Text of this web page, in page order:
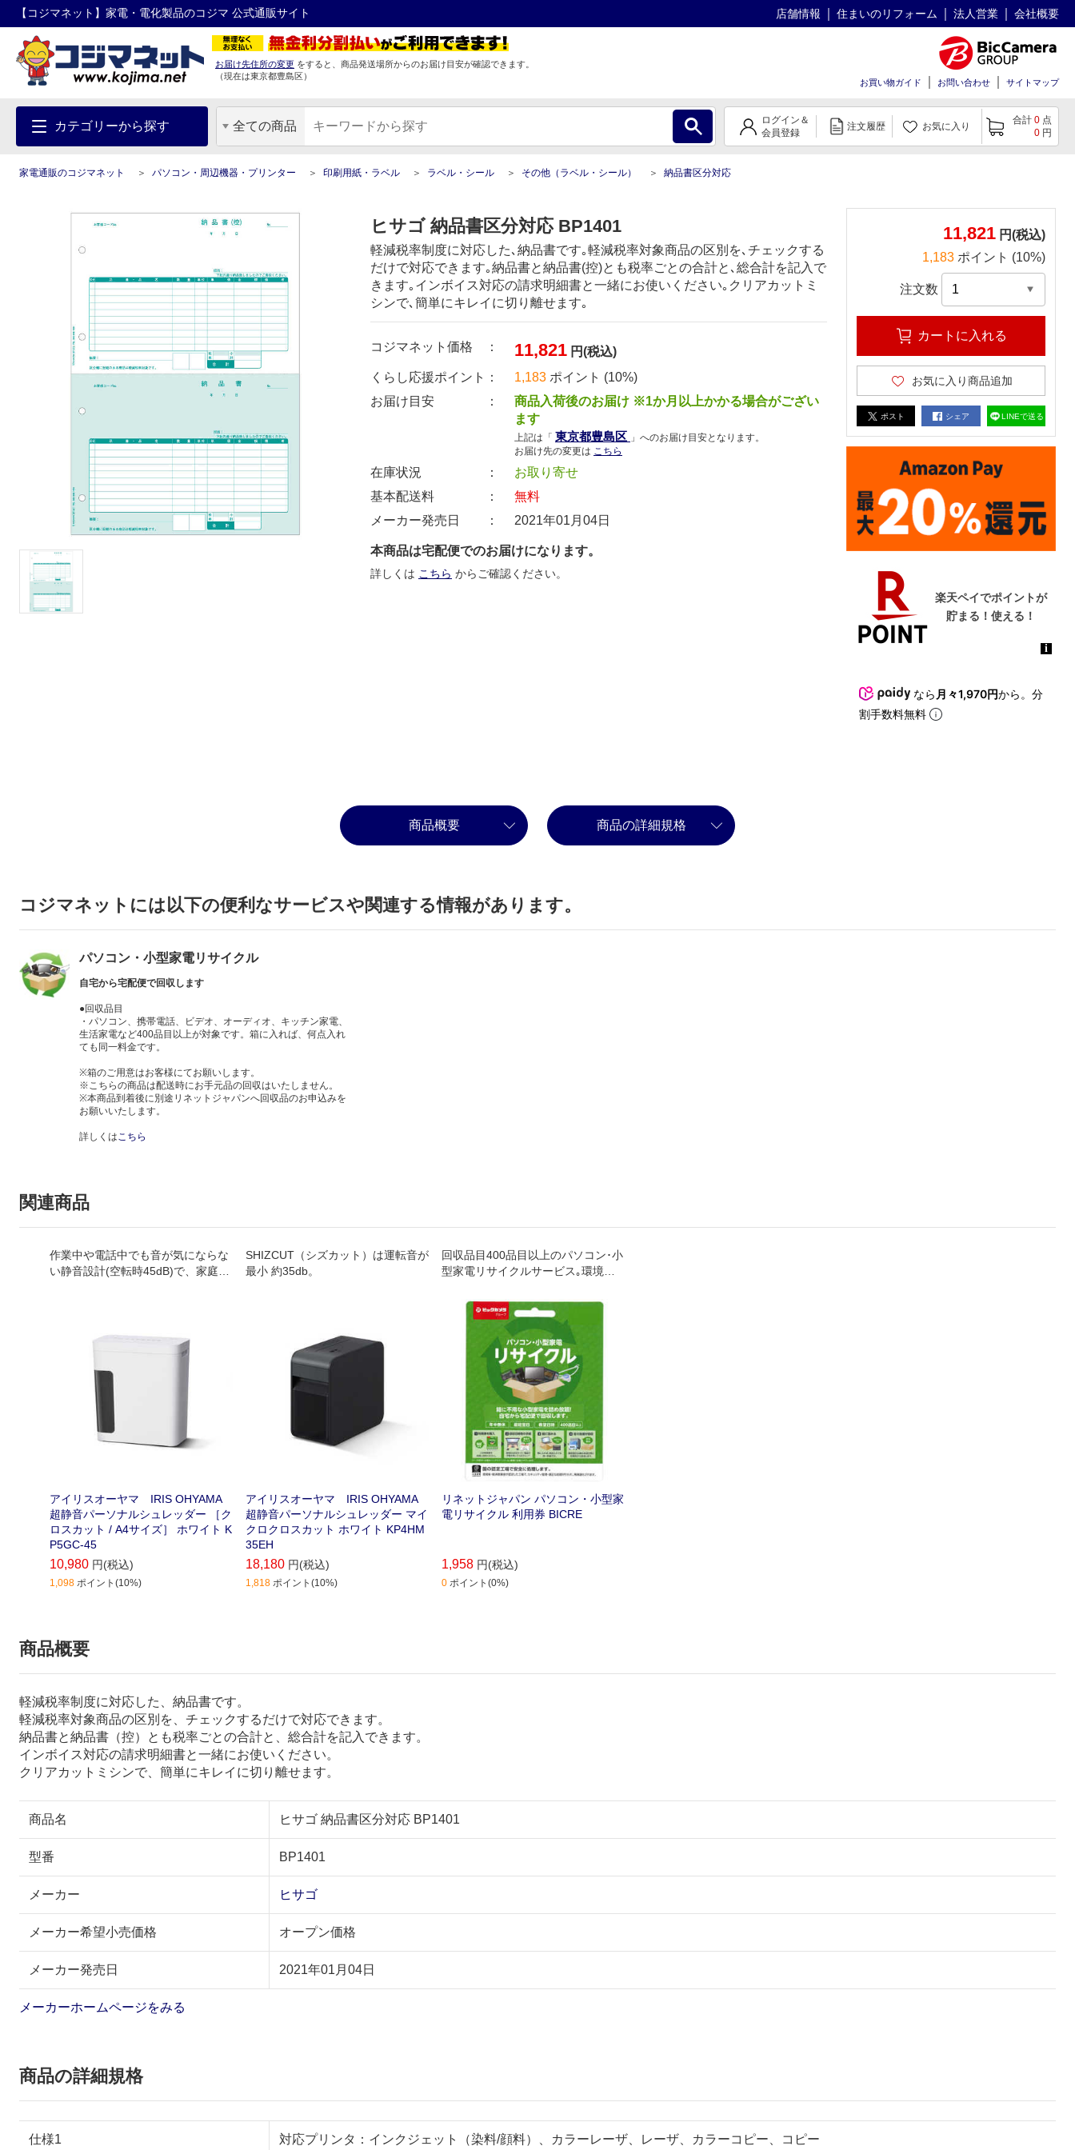
【コジマネット】家電・電化製品のコジマ 公式通販サイト 店舗情報 住まいのリフォーム 法人営業 会社概要
お届け先住所の変更 をすると、商品発送場所からのお届け目安が確認できます。
（現在は東京都豊島区）
お買い物ガイド お問い合わせ サイトマップ
カテゴリーから探す 全ての商品
ログイン＆
会員登録
注文履歴 お気に入り
合計 0 点
0 円
家電通販のコジマネット パソコン・周辺機器・プリンター 印刷用紙・ラベル ラベル・シール その他（ラベル・シール） 納品書区分対応
ヒサゴ 納品書区分対応 BP1401
軽減税率制度に対応した､納品書です｡軽減税率対象商品の区別を､チェックする
だけで対応できます｡納品書と納品書(控)とも税率ごとの合計と､総合計を記入で
きます｡インボイス対応の請求明細書と一緒にお使いください｡クリアカットミ
シンで､簡単にキレイに切り離せます｡
コジマネット価格 ： 11,821 円(税込)
くらし応援ポイント：
1,183 ポイント (10%)
お届け目安 ：
商品入荷後のお届け ※1か月以上かかる場合がござい
ます
上記は「 東京都豊島区 」へのお届け目安となります。
お届け先の変更は こちら
在庫状況 ：
お取り寄せ
基本配送料 ：
無料
メーカー発売日 ：
2021年01月04日
本商品は宅配便でのお届けになります。
詳しくは こちら からご確認ください。
11,821 円(税込)
1,183 ポイント (10%)
注文数
カートに入れる
お気に入り商品追加
ポスト シェア LINEで送る
なら 月々1,970円から。分
割手数料無料
商品概要 商品の詳細規格
コジマネットには以下の便利なサービスや関連する情報があります。
パソコン・小型家電リサイクル
自宅から宅配便で回収します
●回収品目
・パソコン、携帯電話、ビデオ、オーディオ、キッチン家電、
生活家電など400品目以上が対象です。箱に入れば、何点入れ
ても同一料金です。
※箱のご用意はお客様にてお願いします。
※こちらの商品は配送時にお手元品の回収はいたしません。
※本商品到着後に別途リネットジャパンへ回収品のお申込みを
お願いいたします。
詳しくはこちら
関連商品
作業中や電話中でも音が気にならな
い静音設計(空転時45dB)で、家庭や
アイリスオーヤマ IRIS OHYAMA
超静音パーソナルシュレッダー ［ク
ロスカット / A4サイズ］ ホワイト K
P5GC-45
10,980 円(税込)
1,098 ポイント(10%)
SHIZCUT（シズカット）は運転音が
最小 約35db。
アイリスオーヤマ IRIS OHYAMA
超静音パーソナルシュレッダー マイ
クロクロスカット ホワイト KP4HM
35EH
18,180 円(税込)
1,818 ポイント(10%)
回収品目400品目以上のパソコン･小
型家電リサイクルサービス｡環境省･
ュリティ管理･適正な処理が行われ､
再資源化されます｡年中無休｡自宅か
ら宅配便で回収します｡
リネットジャパン パソコン・小型家
電リサイクル 利用券 BICRE
1,958 円(税込)
0 ポイント(0%)
商品概要
軽減税率制度に対応した、納品書です。
軽減税率対象商品の区別を、チェックするだけで対応できます。
納品書と納品書（控）とも税率ごとの合計と、総合計を記入できます。
インボイス対応の請求明細書と一緒にお使いください。
クリアカットミシンで、簡単にキレイに切り離せます。
商品名 ヒサゴ 納品書区分対応 BP1401
型番 BP1401
メーカー ヒサゴ
メーカー希望小売価格 オープン価格
メーカー発売日 2021年01月04日
メーカーホームページをみる
商品の詳細規格
仕様1 対応プリンタ：インクジェット（染料/顔料）、カラーレーザ、レーザ、カラーコピー、コピー